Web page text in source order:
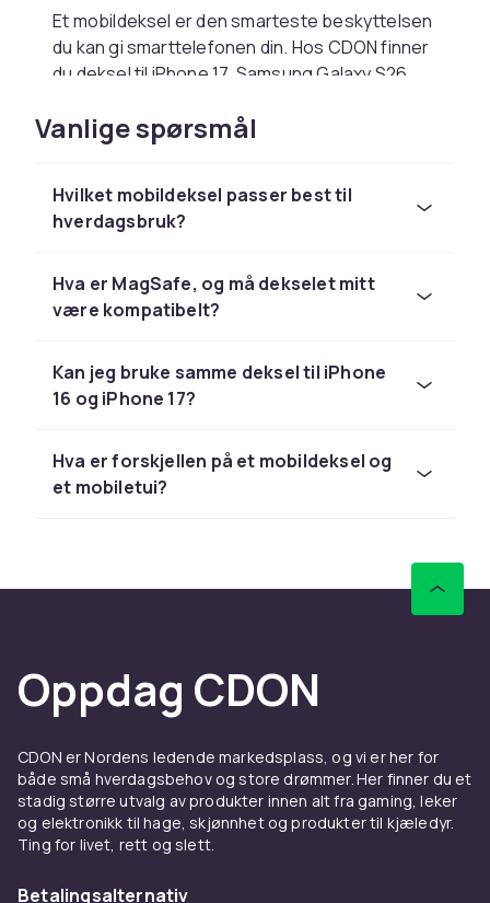
Et mobildeksel er den smarteste beskyttelsen
du kan gi smarttelefonen din. Hos CDON finner
du deksel til iPhone 17, Samsung Galaxy S26,
tilbyr alt fra tynne gjennomsiktige deksel til
robuste støtdempere – for alle stiler og
SeiPhone-tilbehør
for modellspesifikke deksel
til hele iPhone-sortimentet, eller
bla blantSamsung-tilbehørfor Galaxy-deksel i
alle prisklasser.
Tynne deksel i silikon eller TPU gir
grunnleggende beskyttelse mot riper og
og myke kanter gir bedre støtabsorbering.
Militærsertifiserte deksel (MIL-STD-810G) er
Lommeboketuier – telefon og
med oppbevaringsplass til kort og sedler. Det
beskytter både skjerm og bakside. De fleste
lommebøker har 2–4 kortplasser og et
sedelfag med magnetlås. Materialer varierer
fra vegansk lær til ekte lær og tekstil.
MagSafe-kompatible deksel
til iPhone
Siden iPhone 12 støtter Apple MagSafe – det
Vanlige spørsmål
Hvilket mobildeksel passer best til
hverdagsbruk?
Hva er MagSafe, og må dekselet mitt
være kompatibelt?
Kan jeg bruke samme deksel til iPhone
16 og iPhone 17?
Hva er forskjellen på et mobildeksel og
et mobiletui?
Oppdag CDON
CDON er Nordens ledende markedsplass, og vi er her for
både små hverdagsbehov og store drømmer. Her finner du et
stadig større utvalg av produkter innen alt fra gaming, leker
og elektronikk til hage, skjønnhet og produkter til kjæledyr.
Ting for livet, rett og slett.
Betalingsalternativ